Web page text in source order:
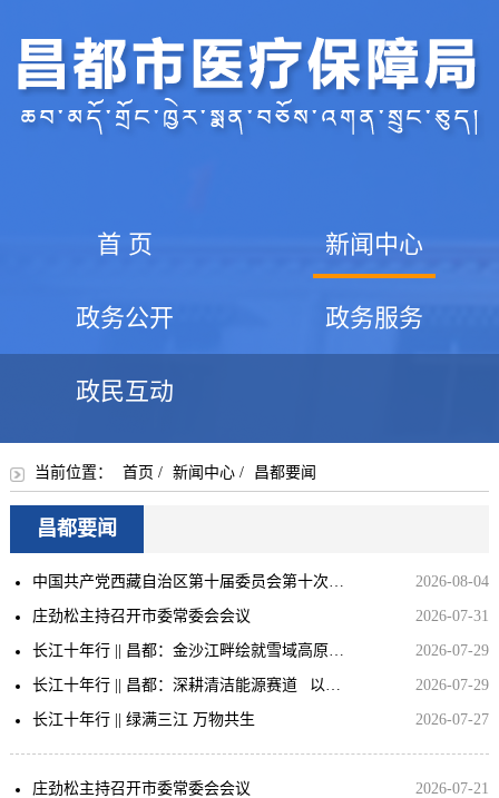
首 页 新闻中心
政务公开 政务服务
政民互动
当前位置： 首页 / 新闻中心/ 昌都要闻
昌都要闻
中国共产党西藏自治区第十届委员会第十次全体会议公报 2026-08-04
庄劲松主持召开市委常委会会议 2026-07-31
长江十年行 || 昌都：金沙江畔绘就雪域高原新画卷 2026-07-29
长江十年行 || 昌都：深耕清洁能源赛道 以绿色动能助推高质量发展 2026-07-29
长江十年行 || 绿满三江 万物共生 2026-07-27
庄劲松主持召开市委常委会会议 2026-07-21